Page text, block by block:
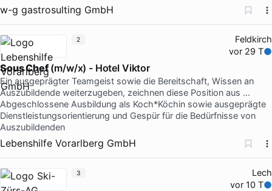
w-g gastrosulting GmbH
Feldkirch
vor 29 T
Sous Chef(m/w/x) - Hotel Viktor
Ein ausgeprägter Teamgeist sowie die Bereitschaft, Wissen an
Auszubildende weiterzugeben, zeichnen diese Position aus …
Abgeschlossene Ausbildung als Koch*Köchin sowie ausgeprägte
Dienstleistungsorientierung und Gespür für die Bedürfnisse von
Auszubildenden
Lebenshilfe Vorarlberg GmbH
2
Lech
vor 10 T
3